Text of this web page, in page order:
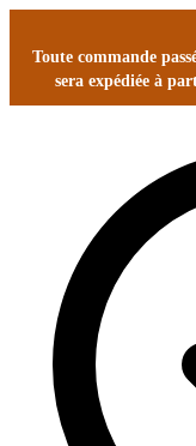
Toute commande
sera expédiée à